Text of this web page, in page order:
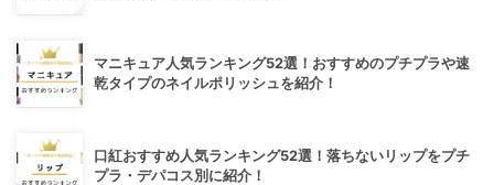
マニキュア人気ランキング52選！おすすめのプチプラや速
乾タイプのネイルポリッシュを紹介！
口紅おすすめ人気ランキング52選！落ちないリップをプチ
プラ・デパコス別に紹介！